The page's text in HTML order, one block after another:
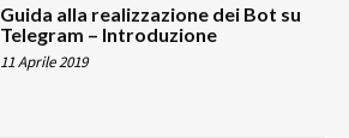
Guida alla realizzazione dei Bot su
Telegram – Introduzione
11 Aprile 2019